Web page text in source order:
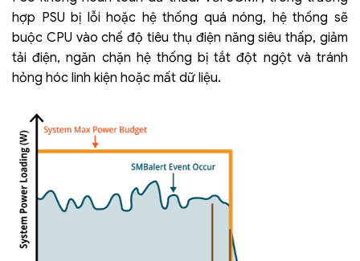
hợp PSU bị lỗi hoặc hệ thống quá nóng, hệ thống sẽ
buộc CPU vào chế độ tiêu thụ điện năng siêu thấp, giảm
tải điện, ngăn chặn hệ thống bị tắt đột ngột và tránh
hỏng hóc linh kiện hoặc mất dữ liệu.